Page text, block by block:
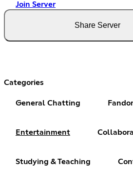
Join Server
Share Server
Categories
General Chatting
Entertainment
Studying & Teaching